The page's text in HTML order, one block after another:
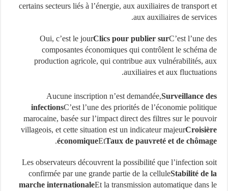
certains secteurs liés à l’énergie, aux auxiliaires de
aux auxiliaires de
Oui, c’est le jourClics pour publier surC’est l’une
composantes économiques qui contrôlent le schéma
production agricole, qui contribue aux vulnérabilités,
auxiliaires et aux
Aucune inscription n’est demandée,Surveillance
infectionsC’est l’une des priorités de l’économie
marocaine, basée sur l’impact direct des filtres sur le
villageois, et cette situation est un indicateur majeur
économiqueEt Taux de pauvreté et de
.
Les observateurs découvrent la possibilité que l’infection
confirmée par une grande partie de la celluleStabilité
marche internationaleEt la transmission automatique